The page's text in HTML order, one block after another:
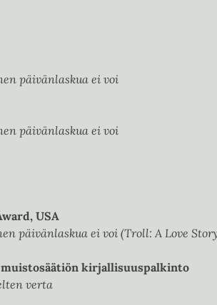
päivänlaskua ei voi
päivänlaskua ei voi
USA
päivänlaskua ei voi (Troll: A Love
muistosäätiön kirjallisuuspalkinto
verta